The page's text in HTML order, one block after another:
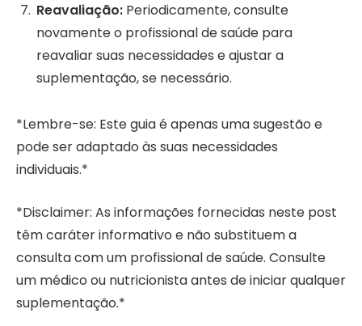
Reavaliação: Periodicamente, consulte
novamente o profissional de saúde para
reavaliar suas necessidades e ajustar a
suplementação, se necessário.
*Lembre-se: Este guia é apenas uma sugestão e
pode ser adaptado às suas necessidades
individuais.*
*Disclaimer: As informações fornecidas neste post
têm caráter informativo e não substituem a
consulta com um profissional de saúde. Consulte
um médico ou nutricionista antes de iniciar qualquer
suplementação.*